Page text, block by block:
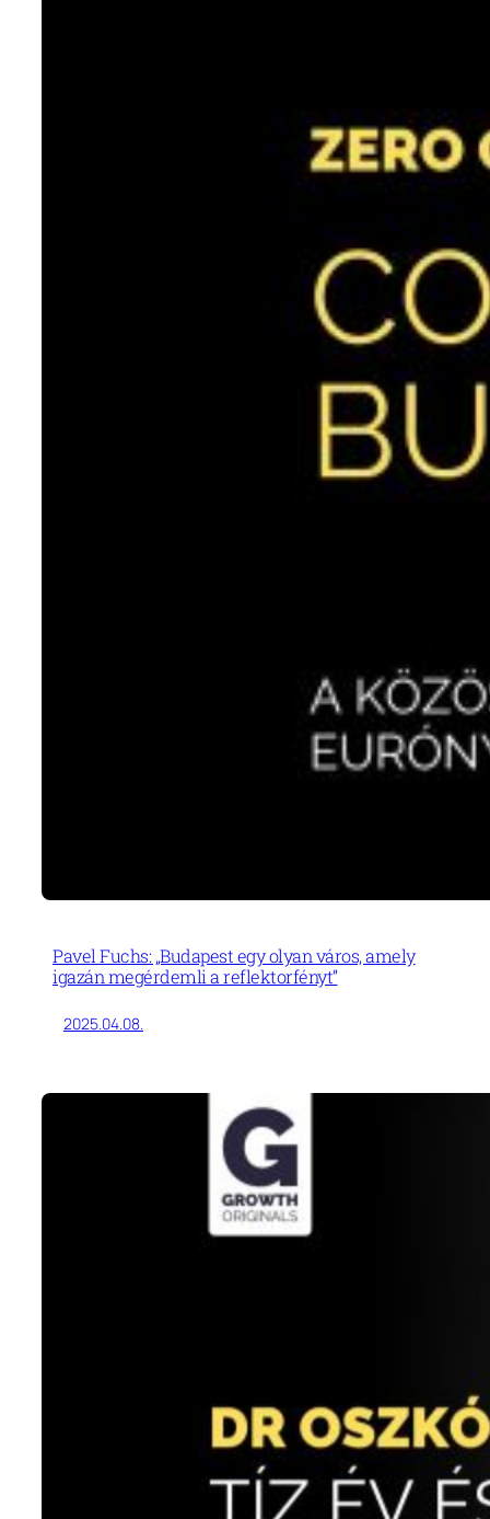
Pavel Fuchs: „Budapest egy olyan város, amely
igazán megérdemli a reflektorfényt”
2025.04.08.